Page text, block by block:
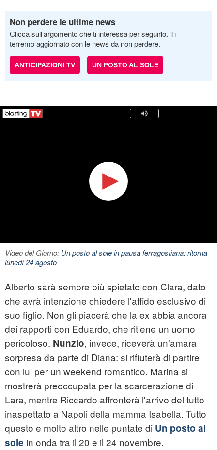
Non perdere le ultime news
Clicca sull’argomento che ti interessa per seguirlo. Ti
terremo aggiornato con le news da non perdere.
ANTICIPAZIONI TV UN POSTO AL SOLE
Video del Giorno: Un posto al sole in pausa ferragostiana: ritorna
lunedì 24 agosto
Alberto sarà sempre più spietato con Clara, dato
che avrà intenzione chiedere l'affido esclusivo di
suo figlio. Non gli piacerà che la ex abbia ancora
dei rapporti con Eduardo, che ritiene un uomo
pericoloso. Nunzio, invece, riceverà un'amara
sorpresa da parte di Diana: si rifiuterà di partire
con lui per un weekend romantico. Marina si
mostrerà preoccupata per la scarcerazione di
Lara, mentre Riccardo affronterà l'arrivo del tutto
inaspettato a Napoli della mamma Isabella. Tutto
questo e molto altro nelle puntate di Un posto al
sole in onda tra il 20 e il 24 novembre.